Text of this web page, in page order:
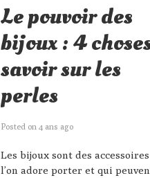
Le pouvoir des
bijoux : 4
savoir sur les
perles
Posted on 4 ans ago
Les bijoux sont des
l’on adore porter et qui